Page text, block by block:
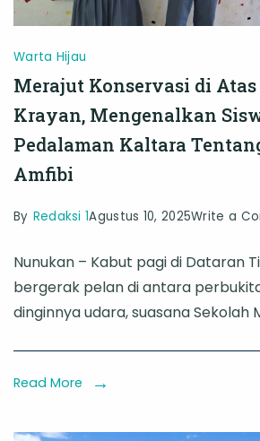
Warta Hijau
Merajut Konservasi di
Krayan, Mengenalkan
Pedalaman Kaltara
Amfibi
By Redaksi 1Agustus 10, 2025Write a
Nunukan – Kabut pagi di Dataran
bergerak pelan di antara
dinginnya udara, suasana Sekolah
Read More